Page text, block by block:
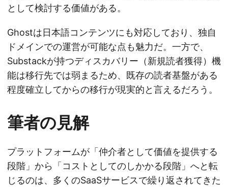
として検討する価値がある。
Ghostは日本語コンテンツにも対応しており、独自
ドメインでの運営が可能な点も魅力だ。一方で、
Substackが持つディスカバリー（新規読者獲得）機
能は移行先では弱まるため、既存の読者基盤がある
程度確立してからの移行が現実的と言えるだろう。
筆者の見解
プラットフォームが「仲介者として価値を提供する
段階」から「コストとしてのしかかる段階」へと転
じるのは、多くのSaaSサービスで繰り返されてきた